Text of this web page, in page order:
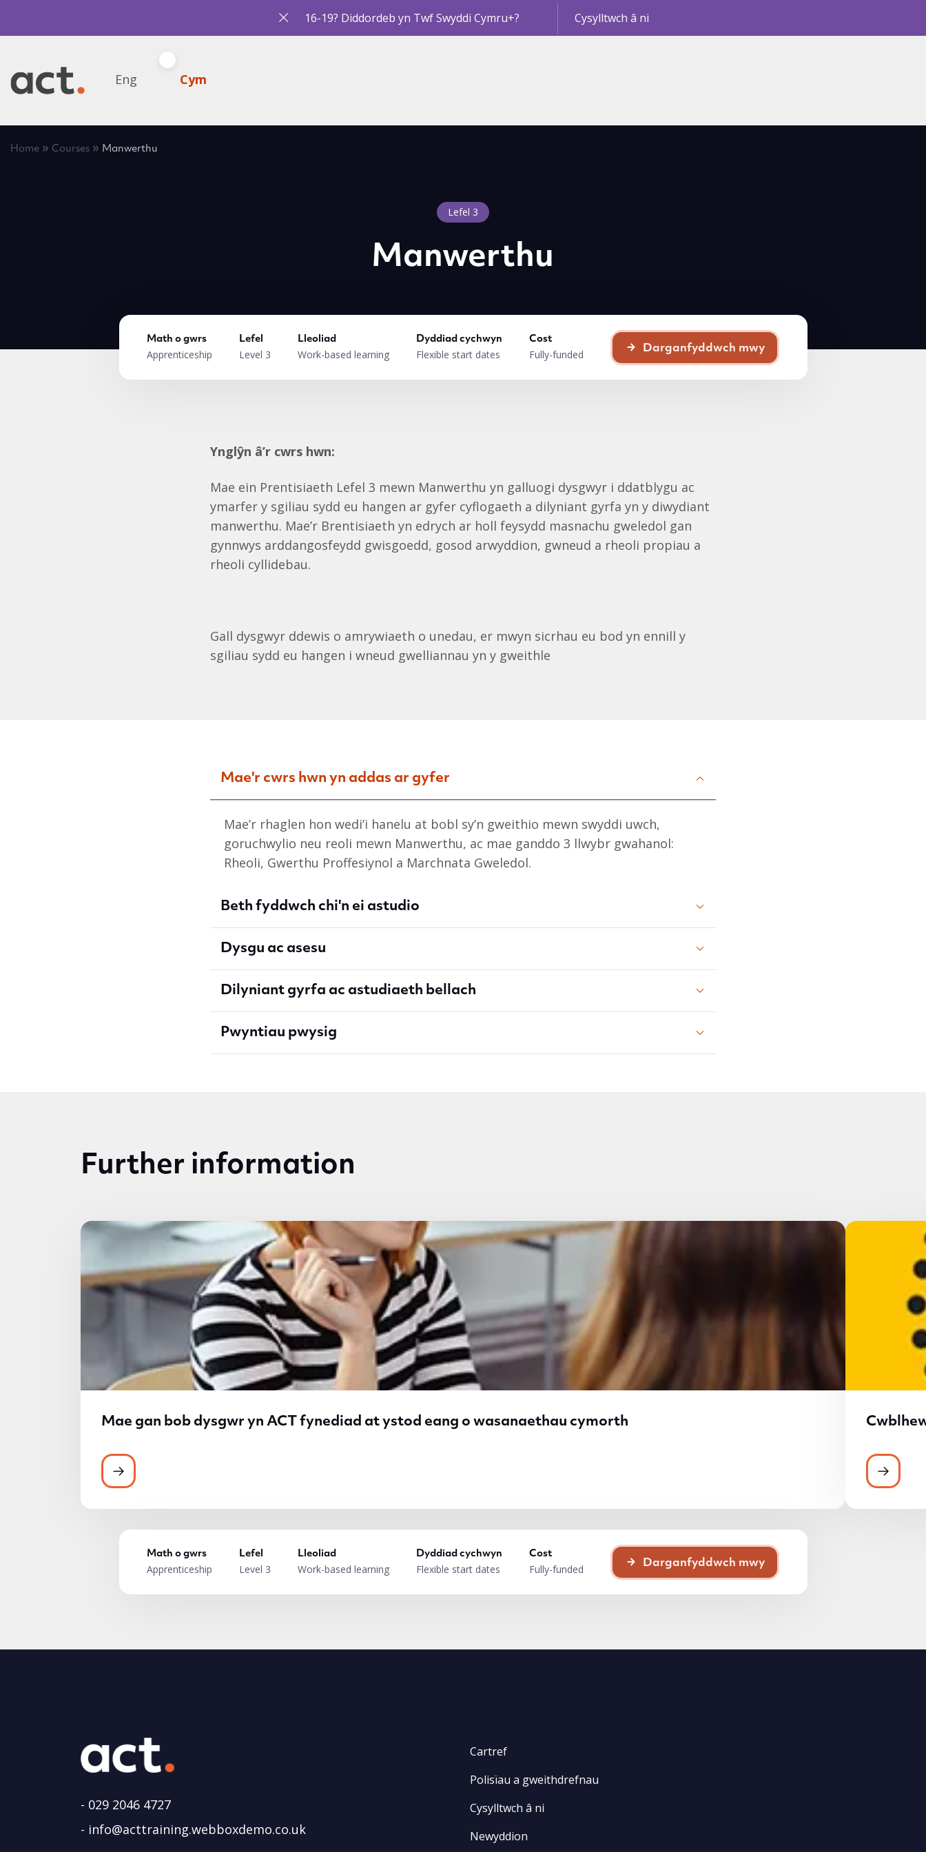
16-19? Diddordeb yn Twf Swyddi Cymru+? Cysylltwch â ni
Eng Cym
Home » Courses » Manwerthu
Lefel 3
Manwerthu
Math o gwrs
Apprenticeship
Lefel
Level 3
Lleoliad
Work-based learning
Dyddiad cychwyn
Flexible start dates
Cost
Fully-funded Darganfyddwch mwy
Ynglŷn â’r cwrs hwn:
Mae ein Prentisiaeth Lefel 3 mewn Manwerthu yn galluogi dysgwyr i ddatblygu ac
ymarfer y sgiliau sydd eu hangen ar gyfer cyflogaeth a dilyniant gyrfa yn y diwydiant
manwerthu. Mae’r Brentisiaeth yn edrych ar holl feysydd masnachu gweledol gan
gynnwys arddangosfeydd gwisgoedd, gosod arwyddion, gwneud a rheoli propiau a
rheoli cyllidebau.
Gall dysgwyr ddewis o amrywiaeth o unedau, er mwyn sicrhau eu bod yn ennill y
sgiliau sydd eu hangen i wneud gwelliannau yn y gweithle
Mae'r cwrs hwn yn addas ar gyfer
Mae’r rhaglen hon wedi’i hanelu at bobl sy’n gweithio mewn swyddi uwch,
goruchwylio neu reoli mewn Manwerthu, ac mae ganddo 3 llwybr gwahanol:
Rheoli, Gwerthu Proffesiynol a Marchnata Gweledol.
Beth fyddwch chi'n ei astudio
Dysgu ac asesu
Dilyniant gyrfa ac astudiaeth bellach
Pwyntiau pwysig
Further information
Mae gan bob dysgwr yn ACT fynediad at ystod eang o wasanaethau cymorth
Mae gan bob dysgwr yn ACT fynediad at ystod eang o wasanaethau cymorth
Math o gwrs
Apprenticeship
Lefel
Level 3
Lleoliad
Work-based learning
Dyddiad cychwyn
Flexible start dates
Cost
Fully-funded Darganfyddwch mwy
- 029 2046 4727
- info@acttraining.webboxdemo.co.uk
Cartref
Polisïau a gweithdrefnau
Cysylltwch â ni
Newyddion